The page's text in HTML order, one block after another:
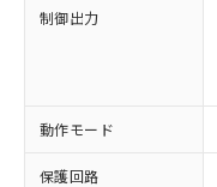
制御出力
動作モード
保護回路